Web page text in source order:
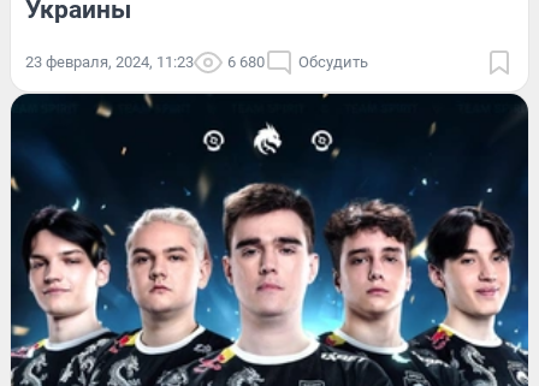
Украины
23 февраля, 2024, 11:23 6 680 Обсудить